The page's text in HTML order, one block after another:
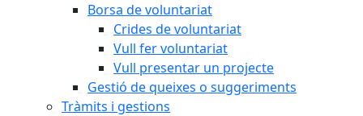
Borsa de voluntariat
Crides de voluntariat
Vull fer voluntariat
Vull presentar un projecte
Gestió de queixes o suggeriments
Tràmits i gestions